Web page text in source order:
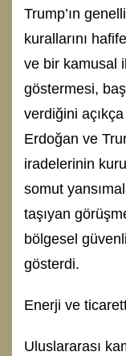
Trump’ın
kurallarını
ve bir kamusal
göstermesi,
verdiğini
Erdoğan ve
iradelerinin
somut
taşıyan
bölgesel
gösterdi.
Enerji ve
Uluslararası